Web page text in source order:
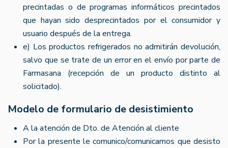
precintadas o de programas informáticos precintados
que hayan sido desprecintados por el consumidor y
usuario después de la entrega.
e) Los productos refrigerados no admitirán devolución,
salvo que se trate de un error en el envío por parte de
Farmasana (recepción de un producto distinto al
solicitado).
Modelo de formulario de desistimiento
A la atención de Dto. de Atención al cliente
Por la presente le comunico/comunicamos que desisto